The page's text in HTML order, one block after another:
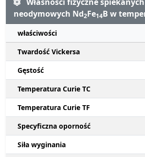
neodymowych Nd2Fe14B w
właściwości
Twardość Vickersa
Gęstość
Temperatura Curie TC
Temperatura Curie TF
Specyficzna oporność
Siła wyginania